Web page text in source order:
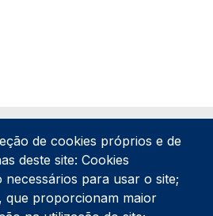
de cookies próprios e de
deste site: Cookies
necessários para usar o site;
que proporcionam maior